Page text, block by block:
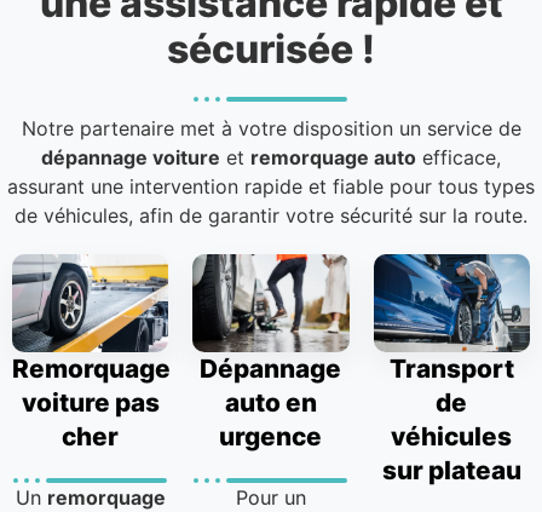
sécurisée !
Notre partenaire met à votre disposition un service de
dépannage voiture et remorquage auto efficace,
assurant une intervention rapide et fiable pour tous types
de véhicules, afin de garantir votre sécurité sur la route.
Remorquage
voiture pas
cher
Un remorquage
Dépannage
auto en
urgence
Pour un
Transport
de
véhicules
sur plateau